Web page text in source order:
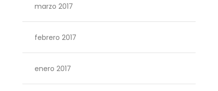
marzo 2017
febrero 2017
enero 2017